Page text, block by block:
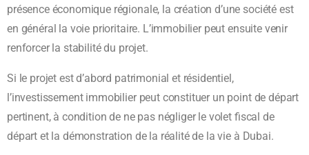
présence économique régionale, la création d’une société est
en général la voie prioritaire. L’immobilier peut ensuite venir
renforcer la stabilité du projet.
Si le projet est d’abord patrimonial et résidentiel,
l’investissement immobilier peut constituer un point de départ
pertinent, à condition de ne pas négliger le volet fiscal de
départ et la démonstration de la réalité de la vie à Dubai.